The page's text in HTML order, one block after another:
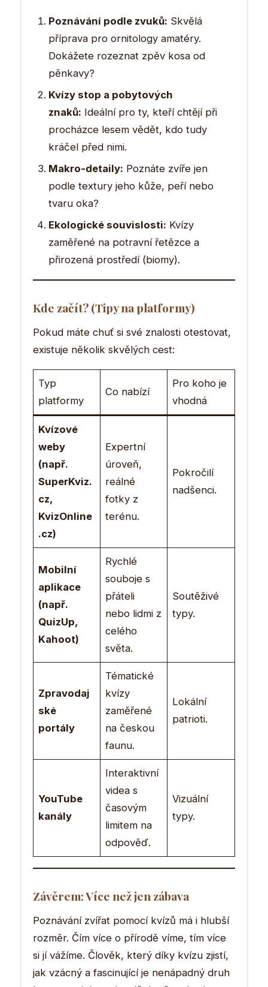
Poznávání podle zvuků: Skvělá
příprava pro ornitology amatéry.
Dokážete rozeznat zpěv kosa od
pěnkavy?
Kvízy stop a pobytových
znaků: Ideální pro ty, kteří chtějí při
procházce lesem vědět, kdo tudy
kráčel před nimi.
Makro-detaily: Poznáte zvíře jen
podle textury jeho kůže, peří nebo
tvaru oka?
Ekologické souvislosti: Kvízy
zaměřené na potravní řetězce a
přirozená prostředí (biomy).
Kde začít? (Tipy na platformy)
Pokud máte chuť si své znalosti otestovat,
existuje několik skvělých cest:
Typ
platformy
Co nabízí
Pro koho je
vhodná
Kvízové
weby
(např.
SuperKviz.
cz,
KvizOnline
.cz)
Expertní
úroveň,
reálné
fotky z
terénu.
Pokročilí
nadšenci.
Mobilní
aplikace
(např.
QuizUp,
Kahoot)
Rychlé
souboje s
přáteli
nebo lidmi z
celého
světa.
Soutěživé
typy.
Zpravodaj
ské
portály
Tématické
kvízy
zaměřené
na českou
faunu.
Lokální
patrioti.
YouTube
kanály
Interaktivní
videa s
časovým
limitem na
odpověď.
Vizuální
typy.
Závěrem: Více než jen zábava
Poznávání zvířat pomocí kvízů má i hlubší
rozměr. Čím více o přírodě víme, tím více
si jí vážíme. Člověk, který díky kvízu zjistí,
jak vzácný a fascinující je nenápadný druh